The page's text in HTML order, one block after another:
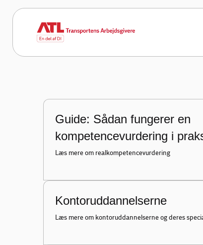
beviser, som inden for
kræver uddannelse. Men også for at
mere globaliserede og
Guide: Sådan fungerer en
kompetencevurdering i
Læs mere om realkompetencevurdering
Kontoruddannelserne
Læs mere om kontoruddannelserne og deres